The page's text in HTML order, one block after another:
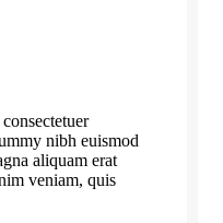
nibh euismod
aliquam erat
veniam, quis